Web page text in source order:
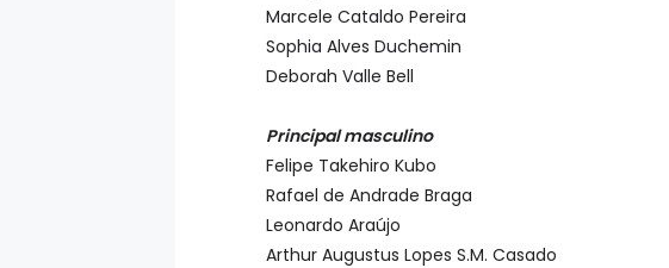
Marcele Cataldo Pereira
Sophia Alves Duchemin
Deborah Valle Bell
Principal masculino
Felipe Takehiro Kubo
Rafael de Andrade Braga
Leonardo Araújo
Arthur Augustus Lopes S.M. Casado